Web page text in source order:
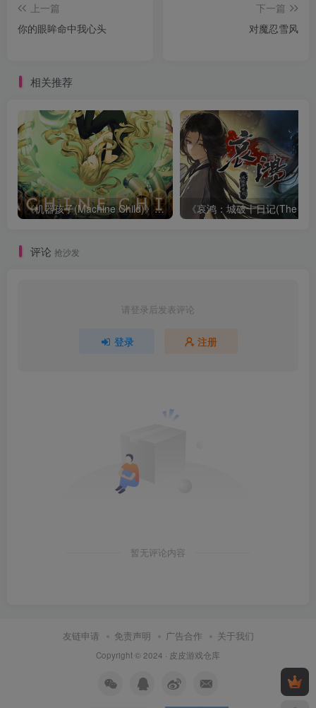
上一篇
你的眼眸命中我心头
下一篇
对魔忍雪风
相关推荐
《机器孩子(Machine Child)》|v1.08.042s|中文|免安装硬盘版
评论 抢沙发
请登录后发表评论
登录 注册
暂无评论内容
友链申请 免责声明 广告合作 关于我们
Copyright © 2024 · 皮皮游戏仓库